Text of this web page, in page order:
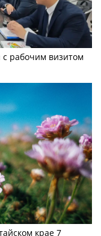
с рабочим визитом
крае 7